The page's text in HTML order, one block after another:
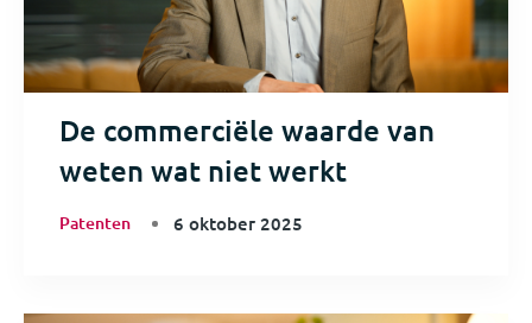
De commerciële waarde van
weten wat niet werkt
Patenten 6 oktober 2025